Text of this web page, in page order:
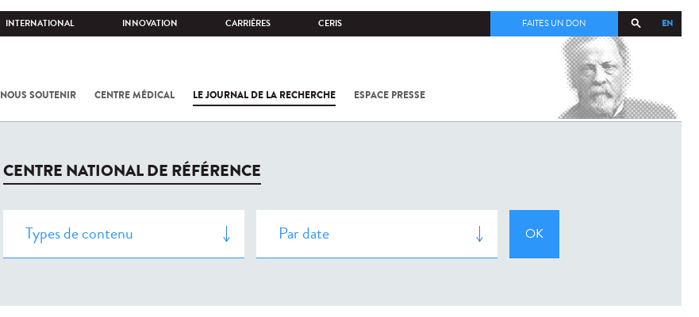
INTERNATIONAL INNOVATION CARRIÈRES CERIS EN
FAITES UN DON
NOUS SOUTENIR CENTRE MÉDICAL LE JOURNAL DE LA RECHERCHE ESPACE PRESSE
COV-2 /
CENTRE NATIONAL DE RÉFÉRENCE